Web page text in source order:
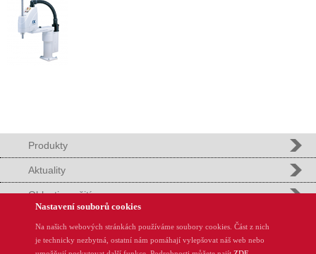
Produkty
Aktuality
Oblasti použití
REMinfo
Nastavení souborů cookies
Na našich webových stránkách používáme soubory cookies. Část z nich
je technicky nezbytná, ostatní nám pomáhají vylepšovat náš web nebo